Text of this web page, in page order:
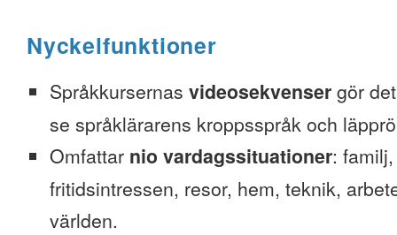
Nyckelfunktioner
Språkkursernas videosekvenser gör
se språklärarens kroppsspråk och
Omfattar nio vardagssituationer:
fritidsintressen, resor, hem, teknik,
världen.